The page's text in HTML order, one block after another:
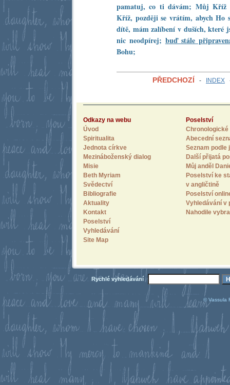
pamatuj, co ti dávám; Můj Kříž
Kříž, později se vrátím, abych Ho
dítě, mám zalíbení v duších,
nic neodpírej; buď stále
Bohu;
PŘEDCHOZÍ - INDEX
Odkazy na webu
Úvod
Spiritualita
Jednota církve
Mezináboženský dialog
Misie
Beth Myriam
Svědectví
Bibliografie
Aktuality
Kontakt
Poselství
Vyhledávání
Site Map
Poselství
Chronologické
Abecední
Seznam
Další přijatá
Můj anděl
Poselství ke
v angličtině
Poselství
Vyhledávání v
Nahodile
Rychlé vyhledávání
© Vassula